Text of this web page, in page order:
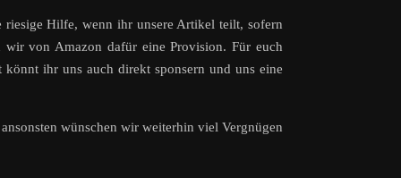
Hilfe, wenn ihr unsere Artikel teilt, sofern
von Amazon dafür eine Provision. Für euch
ihr uns auch direkt sponsern und uns eine
wünschen wir weiterhin viel Vergnügen